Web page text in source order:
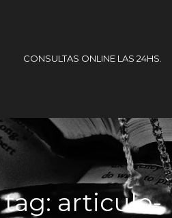
CONSULTAS ONLINE LAS 24HS.
tag: articulo-